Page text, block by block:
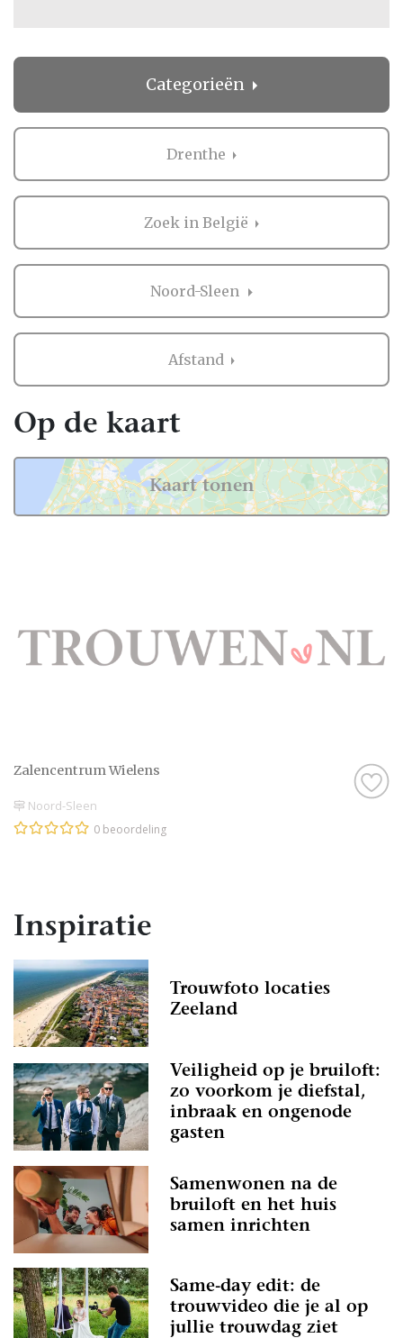
Categorieën
Drenthe
Zoek in België
Noord-Sleen
Afstand
Zalencentrum Wielens
Noord-Sleen
0 beoordeling
Op de kaart
Kaart tonen
Inspiratie
Trouwfoto locaties
Zeeland
Veiligheid op je bruiloft:
zo voorkom je diefstal,
inbraak en ongenode
gasten
Samenwonen na de
bruiloft en het huis
samen inrichten
Same-day edit: de
trouwvideo die je al op
jullie trouwdag ziet